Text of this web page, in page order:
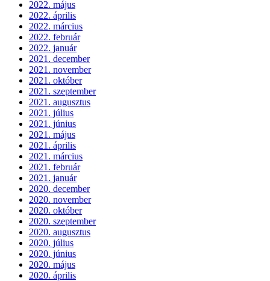
2022. május
2022. április
2022. március
2022. február
2022. január
2021. december
2021. november
2021. október
2021. szeptember
2021. augusztus
2021. július
2021. június
2021. május
2021. április
2021. március
2021. február
2021. január
2020. december
2020. november
2020. október
2020. szeptember
2020. augusztus
2020. július
2020. június
2020. május
2020. április